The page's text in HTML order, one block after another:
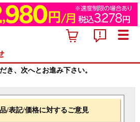
き、次へとお進み下さい。
/表記/価格に対するご意見